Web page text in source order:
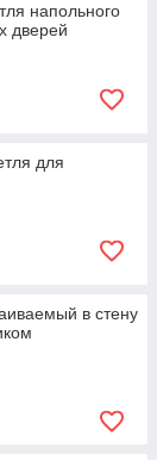
напольного
дверей
для
в стену